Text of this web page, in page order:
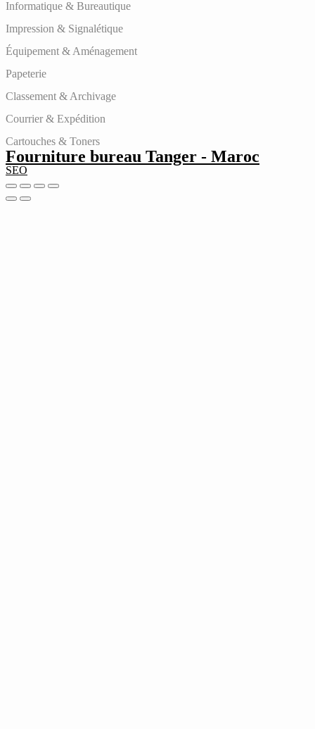
Informatique & Bureautique
Impression & Signalétique
Équipement & Aménagement
Papeterie
Classement & Archivage
Courrier & Expédition
Cartouches & Toners
Fourniture bureau Tanger - Maroc
SEO